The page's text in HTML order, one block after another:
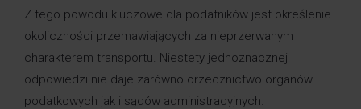
Z tego powodu kluczowe dla podatników jest określenie
okoliczności przemawiających za nieprzerwanym
charakterem transportu. Niestety jednoznacznej
odpowiedzi nie daje zarówno orzecznictwo organów
podatkowych jak i sądów administracyjnych.